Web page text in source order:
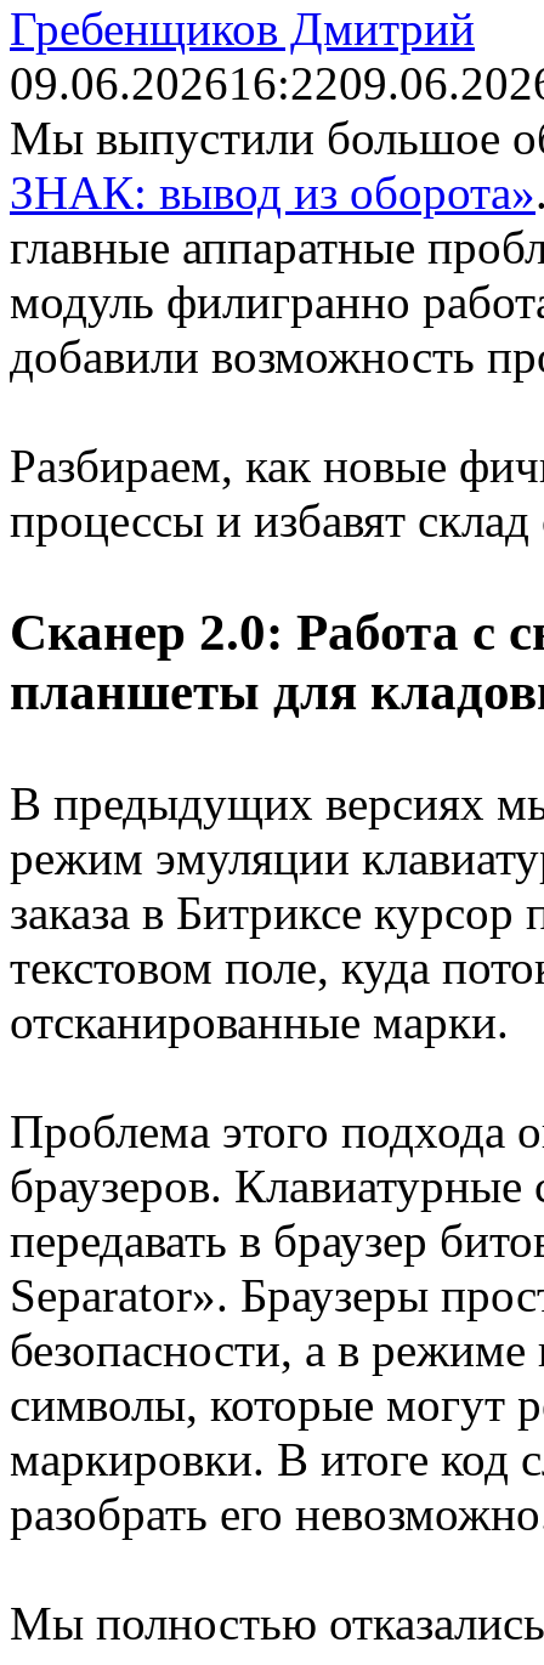
Гребенщиков Дмитрий
09.06.202616:22
Мы выпустили большое
ЗНАК: вывод из оборота»
главные аппаратные
модуль филигранно
добавили возможность
Разбираем, как новые
процессы и избавят
Сканер 2.0: Работа
планшеты для
В предыдущих версиях
режим эмуляции
заказа в Битриксе
текстовом поле, куда
отсканированные марки.
Проблема этого подхода
браузеров.
передавать в браузер
Separator». Браузеры
безопасности, а в
символы, которые могут
маркировки. В итоге код
разобрать его
Мы полностью